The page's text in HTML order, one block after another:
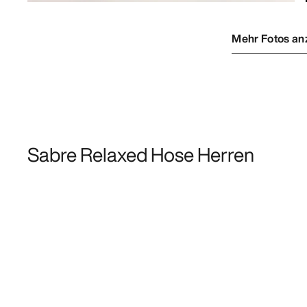
Mehr Fotos
Sabre Relaxed Hose Herren